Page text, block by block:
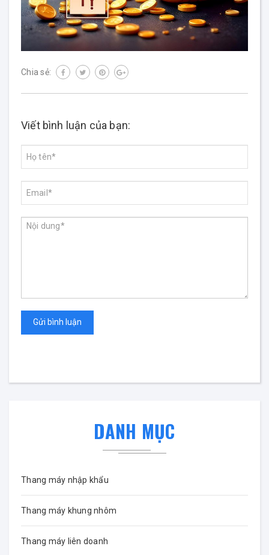
Chia sẻ:
Viết bình luận của bạn:
Gửi bình luận
DANH MỤC
Thang máy nhập khẩu
Thang máy khung nhôm
Thang máy liên doanh